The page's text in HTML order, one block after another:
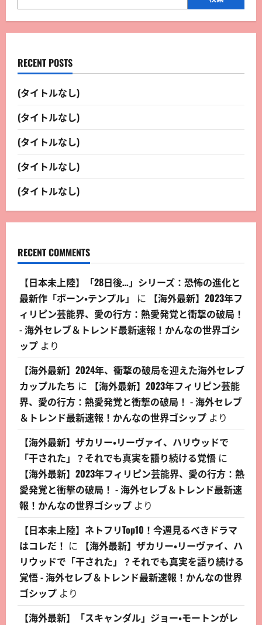
RECENT POSTS
(タイトルなし)
(タイトルなし)
(タイトルなし)
(タイトルなし)
(タイトルなし)
RECENT COMMENTS
【日本未上陸】「28日後…」シリーズ：恐怖の進化と
最新作「ボーン・テンプル」
に
【海外最新】2023年フ
ィリピン芸能界、愛の行方：熱愛発覚と衝撃の破局！
- 海外セレブ＆トレンド最新速報！かんなの世界ゴシ
ップ より
【海外最新】2024年、衝撃の破局を迎えた海外セレブ
カップルたち に
【海外最新】2023年フィリピン芸能
界、愛の行方：熱愛発覚と衝撃の破局！ - 海外セレブ
＆トレンド最新速報！かんなの世界ゴシップ より
【海外最新】ザカリー・リーヴァイ、ハリウッドで
「干された」？それでも真実を語り続ける覚悟 に
【海外最新】2023年フィリピン芸能界、愛の行方：熱
愛発覚と衝撃の破局！ - 海外セレブ＆トレンド最新速
報！かんなの世界ゴシップ より
【日本未上陸】ネトフリTop10！今週見るべきドラマ
はコレだ！ に
【海外最新】ザカリー・リーヴァイ、ハ
リウッドで「干された」？それでも真実を語り続ける
覚悟 - 海外セレブ＆トレンド最新速報！かんなの世界
ゴシップ より
【海外最新】「スキャンダル」ジョー・モートンがレ